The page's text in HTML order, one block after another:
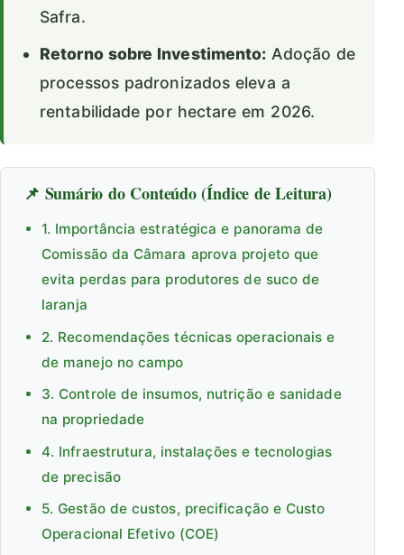
Safra.
Retorno sobre Investimento: Adoção de
processos padronizados eleva a
rentabilidade por hectare em 2026.
📌 Sumário do Conteúdo (Índice de Leitura)
1. Importância estratégica e panorama de
Comissão da Câmara aprova projeto que
evita perdas para produtores de suco de
laranja
2. Recomendações técnicas operacionais e
de manejo no campo
3. Controle de insumos, nutrição e sanidade
na propriedade
4. Infraestrutura, instalações e tecnologias
de precisão
5. Gestão de custos, precificação e Custo
Operacional Efetivo (COE)